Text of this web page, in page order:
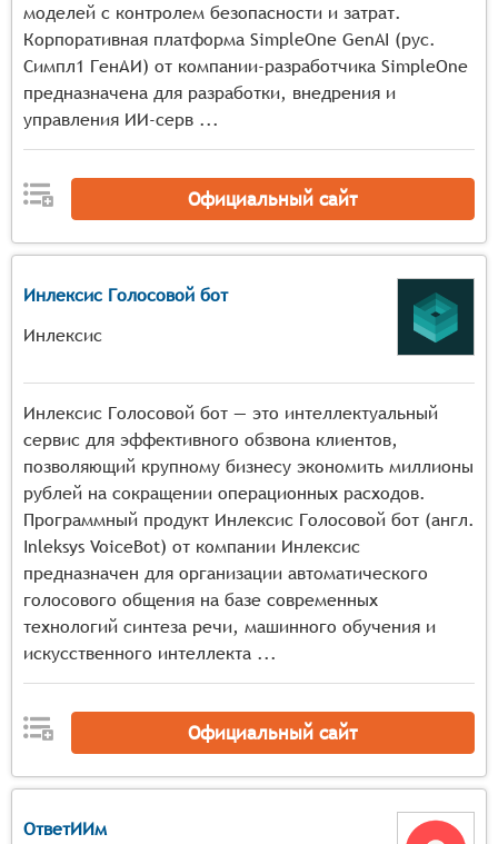
моделей с контролем безопасности и затрат.
Корпоративная платформа SimpleOne GenAI (рус.
Симпл1 ГенАИ) от компании-разработчика SimpleOne
предназначена для разработки, внедрения и
управления ИИ-серв ...
Официальный сайт
Инлексис Голосовой бот
Инлексис
Инлексис Голосовой бот — это интеллектуальный
сервис для эффективного обзвона клиентов,
позволяющий крупному бизнесу экономить миллионы
рублей на сокращении операционных расходов.
Программный продукт Инлексис Голосовой бот (англ.
Inleksys VoiceBot) от компании Инлексис
предназначен для организации автоматического
голосового общения на базе современных
технологий синтеза речи, машинного обучения и
искусственного интеллекта ...
Официальный сайт
ОтветИИм